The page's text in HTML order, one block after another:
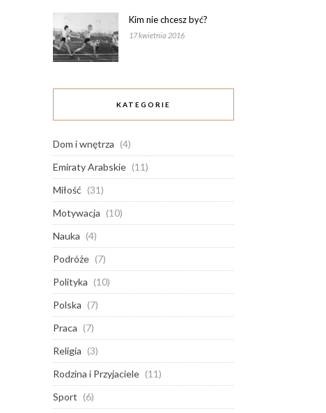
Kim nie chcesz być?
17 kwietnia 2016
KATEGORIE
Dom i wnętrza (4)
Emiraty Arabskie (11)
Miłość (31)
Motywacja (10)
Nauka (4)
Podróże (7)
Polityka (10)
Polska (7)
Praca (7)
Religia (3)
Rodzina i Przyjaciele (11)
Sport (6)